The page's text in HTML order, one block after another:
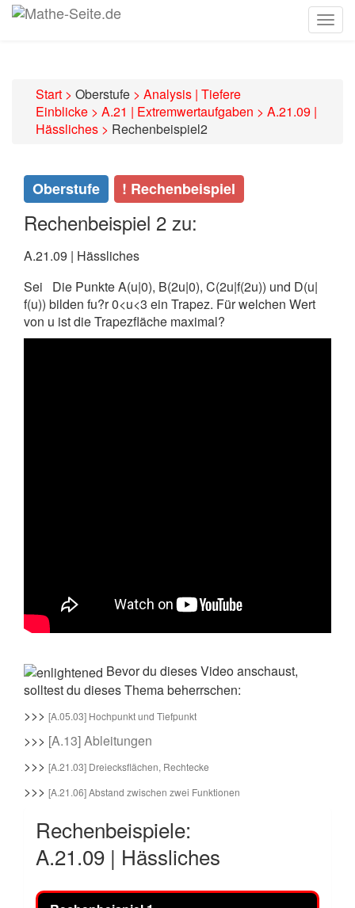
Start > Oberstufe > Analysis | Tiefere
Einblicke > A.21 | Extremwertaufgaben > A.21.09 |
Hässliches > Rechenbeispiel2
Oberstufe ! Rechenbeispiel
Rechenbeispiel 2 zu:
A.21.09 | Hässliches
Sei
Die Punkte A(u|0), B(2u|0), C(2u|f(2u)) und D(u|
f(u)) bilden fu?r 0<u<3 ein Trapez. Für welchen Wert
von u ist die Trapezfläche maximal?
Bevor du dieses Video anschaust,
solltest du dieses Thema beherrschen:
>>> [A.05.03] Hochpunkt und Tiefpunkt
>>> [A.13] Ableitungen
>>> [A.21.03] Dreiecksflächen, Rechtecke
>>> [A.21.06] Abstand zwischen zwei Funktionen
Rechenbeispiele:
A.21.09 | Hässliches